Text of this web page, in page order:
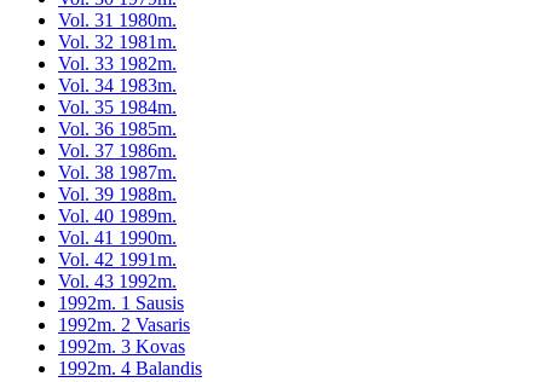
Vol. 31 1980m.
Vol. 32 1981m.
Vol. 33 1982m.
Vol. 34 1983m.
Vol. 35 1984m.
Vol. 36 1985m.
Vol. 37 1986m.
Vol. 38 1987m.
Vol. 39 1988m.
Vol. 40 1989m.
Vol. 41 1990m.
Vol. 42 1991m.
Vol. 43 1992m.
1992m. 1 Sausis
1992m. 2 Vasaris
1992m. 3 Kovas
1992m. 4 Balandis